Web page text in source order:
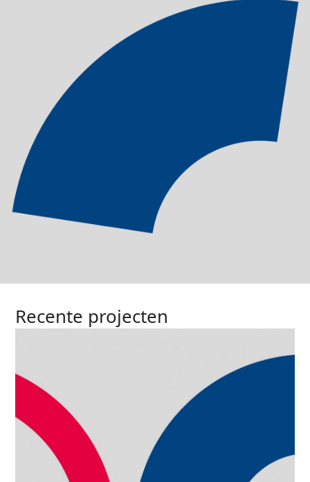
Recente projecten